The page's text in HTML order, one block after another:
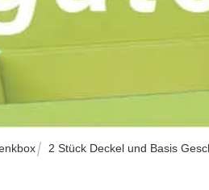
2 Stück Deckel und Basis